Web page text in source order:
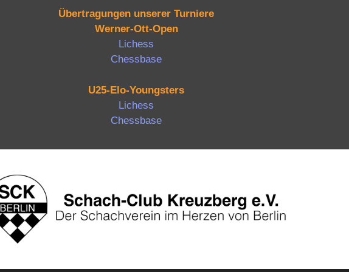
Übertragungen unserer Turniere
Werner-Ott-Open
Lichess
Chessbase
U25-Elo-Youngsters
Lichess
Chessbase